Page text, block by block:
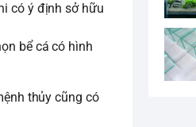
có ý định sở hữu
bể cá có hình
thủy cũng có